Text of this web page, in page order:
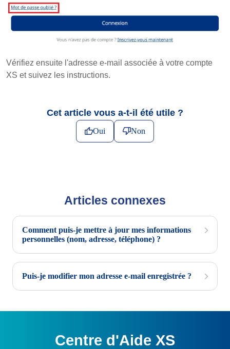
Vérifiez ensuite l'adresse e-mail associée à votre compte
XS et suivez les instructions.
Cet article vous a-t-il été utile ?
Oui Non
Articles connexes
Comment puis-je mettre à jour mes informations
personnelles (nom, adresse, téléphone) ?
Puis-je modifier mon adresse e-mail enregistrée ?
Centre d'Aide XS